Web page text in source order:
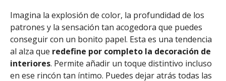
Imagina la explosión de color, la profundidad de los
patrones y la sensación tan acogedora que puedes
conseguir con un bonito papel. Esta es una tendencia
al alza que redefine por completo la decoración de
interiores. Permite añadir un toque distintivo incluso
en ese rincón tan íntimo. Puedes dejar atrás todas las